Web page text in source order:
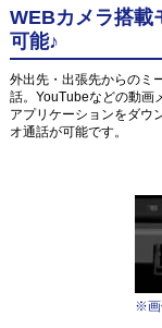
WEBカメラ搭載
可能♪
外出先・出張先からのミ
話。YouTubeなどの動画
アプリケーションをダウ
オ通話が可能です。
※画